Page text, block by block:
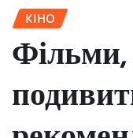
КІНО
Фільми,